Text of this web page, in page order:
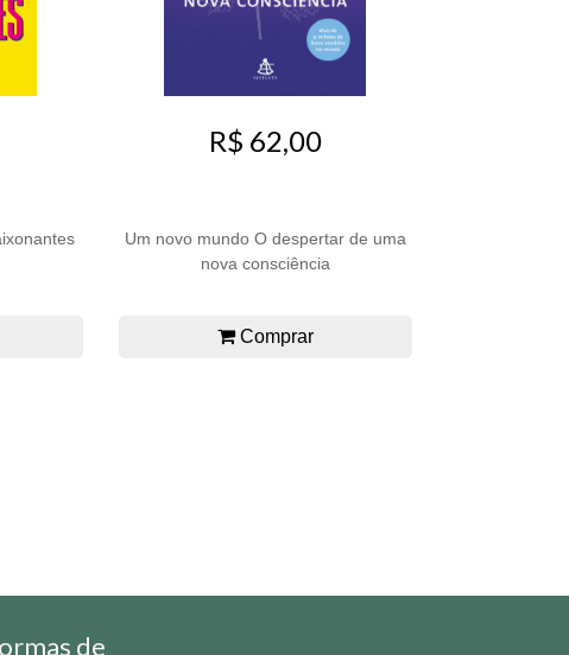
R$ 62,00
Um novo mundo O despertar de uma
nova consciência
Comprar
de